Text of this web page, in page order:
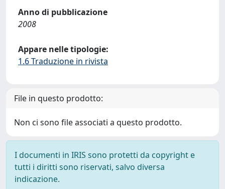
Anno di pubblicazione
2008
Appare nelle tipologie:
1.6 Traduzione in rivista
File in questo prodotto:
Non ci sono file associati a questo prodotto.
I documenti in IRIS sono protetti da copyright e
tutti i diritti sono riservati, salvo diversa
indicazione.